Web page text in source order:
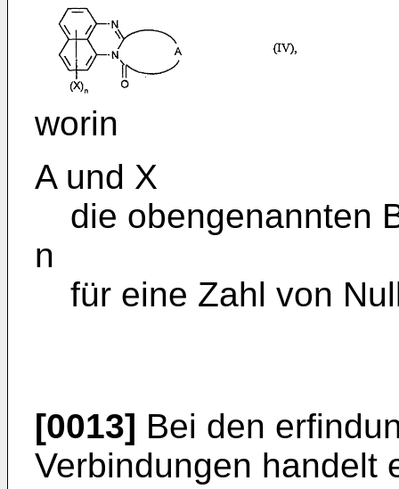
worin
A und X
die obengenannten
n
für eine Zahl von
[0013] Bei den
Verbindungen handelt